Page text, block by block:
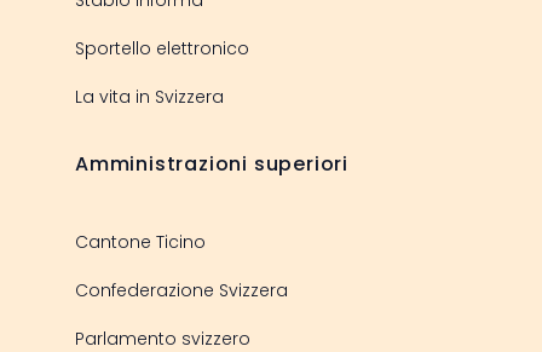
Sportello elettronico
La vita in Svizzera
Amministrazioni superiori
Cantone Ticino
Confederazione Svizzera
Parlamento svizzero